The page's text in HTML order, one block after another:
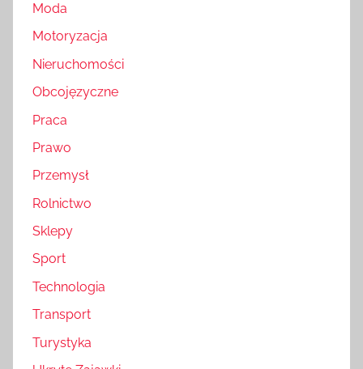
Moda
Motoryzacja
Nieruchomości
Obcojęzyczne
Praca
Prawo
Przemysł
Rolnictwo
Sklepy
Sport
Technologia
Transport
Turystyka